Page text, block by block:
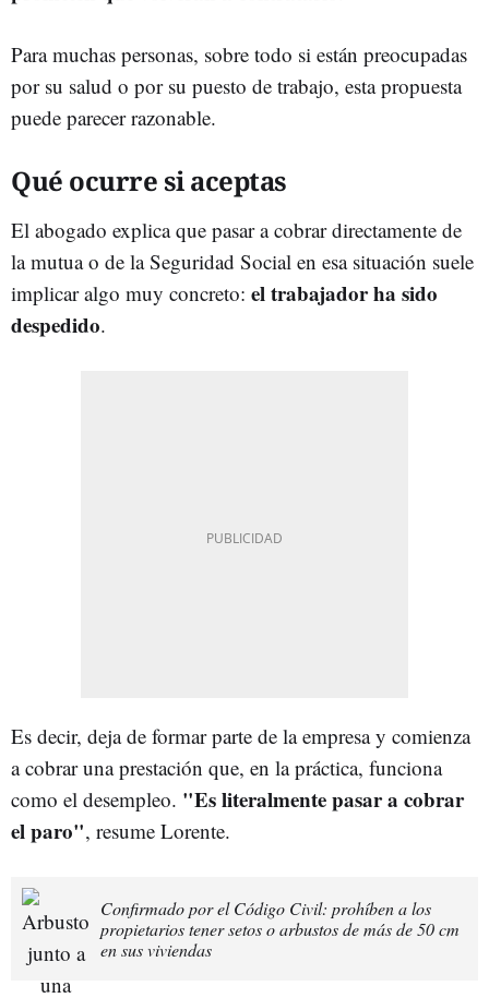
Para muchas personas, sobre todo si están preocupadas
por su salud o por su puesto de trabajo, esta propuesta
puede parecer razonable.
Qué ocurre si aceptas
El abogado explica que pasar a cobrar directamente de
la mutua o de la Seguridad Social en esa situación suele
implicar algo muy concreto: el trabajador ha sido
despedido.
Es decir, deja de formar parte de la empresa y comienza
a cobrar una prestación que, en la práctica, funciona
como el desempleo. "Es literalmente pasar a cobrar
el paro", resume Lorente.
Confirmado por el Código Civil: prohíben a los
propietarios tener setos o arbustos de más de 50 cm
en sus viviendas